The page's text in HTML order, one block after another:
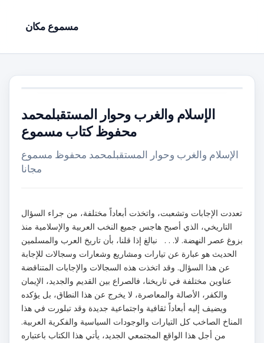
مسموع مكان
الإسلام والغرب وحوار المستقبلمحمد
محفوظ كتاب مسموع
الإسلام والغرب وحوار المستقبلمحمد محفوظ مسموع
مجانا
تعددت الإجابات وتشعبت، واتخذت أبعاداً مختلفة، من جراء السؤال
التاريخي، الذي أصبح هاجس جميع النخب العربية والإسلامية منذ
بزوغ عصر النهضة. لا. . . نبالغ إذا قلنا، بأن تاريخ العرب والمسلمين
الحديث هو عبارة عن تيارات ومشاريع وشعارات وسجالات للإجابة
عن هذا السؤال. وقد اتخذت هذه السجالات والإجابات المتناقضة
عناوين مختلفة في تاريخنا، فالصراع بين القديم والجديد، الإيمان
والكفر، الأصالة والمعاصرة، لا يخرج عن هذا النطاق، بل يؤكده
ويضيف إليه أبعاداً ثقافية واجتماعية جديدة وقد تبلورت في هذا
المناخ الصاخب كل التيارات والوجودات السياسية والفكرية العربية.
من أجل هذا الواقع المجتمعي الجديد، يأتي هذا الكتاب باعتباره